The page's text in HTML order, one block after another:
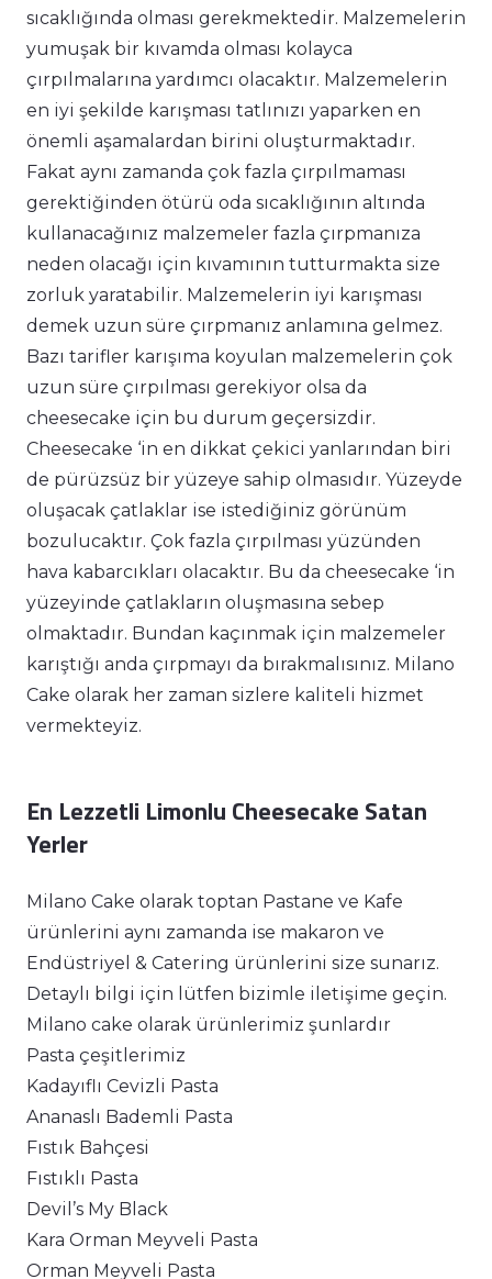
sıcaklığında olması gerekmektedir. Malzemelerin
yumuşak bir kıvamda olması kolayca
çırpılmalarına yardımcı olacaktır. Malzemelerin
en iyi şekilde karışması tatlınızı yaparken en
önemli aşamalardan birini oluşturmaktadır.
Fakat aynı zamanda çok fazla çırpılmaması
gerektiğinden ötürü oda sıcaklığının altında
kullanacağınız malzemeler fazla çırpmanıza
neden olacağı için kıvamının tutturmakta size
zorluk yaratabilir. Malzemelerin iyi karışması
demek uzun süre çırpmanız anlamına gelmez.
Bazı tarifler karışıma koyulan malzemelerin çok
uzun süre çırpılması gerekiyor olsa da
cheesecake için bu durum geçersizdir.
Cheesecake ‘in en dikkat çekici yanlarından biri
de pürüzsüz bir yüzeye sahip olmasıdır. Yüzeyde
oluşacak çatlaklar ise istediğiniz görünüm
bozulucaktır. Çok fazla çırpılması yüzünden
hava kabarcıkları olacaktır. Bu da cheesecake ‘in
yüzeyinde çatlakların oluşmasına sebep
olmaktadır. Bundan kaçınmak için malzemeler
karıştığı anda çırpmayı da bırakmalısınız. Milano
Cake olarak her zaman sizlere kaliteli hizmet
vermekteyiz.
En Lezzetli Limonlu Cheesecake Satan
Yerler
Milano Cake olarak toptan Pastane ve Kafe
ürünlerini aynı zamanda ise makaron ve
Endüstriyel & Catering ürünlerini size sunarız.
Detaylı bilgi için lütfen bizimle iletişime geçin.
Milano cake olarak ürünlerimiz şunlardır
Pasta çeşitlerimiz
Kadayıflı Cevizli Pasta
Ananaslı Bademli Pasta
Fıstık Bahçesi
Fıstıklı Pasta
Devil’s My Black
Kara Orman Meyveli Pasta
Orman Meyveli Pasta